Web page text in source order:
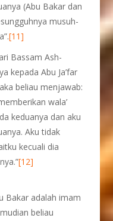
(Abu Bakar dan
musuh-
[11]
Bassam Ash-
kepada Abu Ja’far
beliau menjawab:
wala’
keduanya dan aku
Aku tidak
kecuali dia
[12]
Bakar adalah imam
beliau